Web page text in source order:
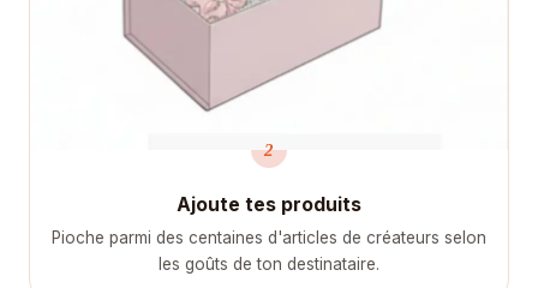
2
Ajoute tes produits
Pioche parmi des centaines d'articles de créateurs selon
les goûts de ton destinataire.